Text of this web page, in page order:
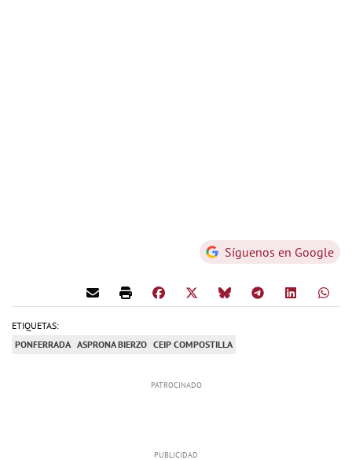
Síguenos en Google
ETIQUETAS:
PONFERRADA ASPRONA BIERZO CEIP COMPOSTILLA